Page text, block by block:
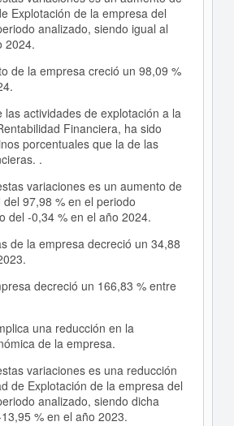
Explotación de la empresa del
analizado, siendo igual al
2024.
de la empresa creció un 98,09 %
las actividades de explotación a la
Financiera, ha sido
porcentuales que la de las
.
variaciones es un aumento de
97,98 % en el periodo
del -0,34 % en el año 2024.
de la empresa decreció un 34,88
decreció un 166,83 % entre
una reducción en la
de la empresa.
variaciones es una reducción
de Explotación de la empresa del
analizado, siendo dicha
% en el año 2023.